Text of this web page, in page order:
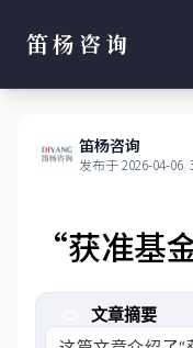
笛杨咨询
笛杨咨询
发布于 2026-04-06/
“获准基
文章摘要